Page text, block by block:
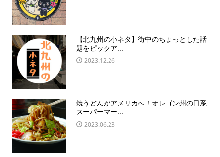
【北九州の小ネタ】街中のちょっとした話
題をピックア...
2023.12.26
焼うどんがアメリカへ！オレゴン州の日系
スーパーマー...
2023.06.23